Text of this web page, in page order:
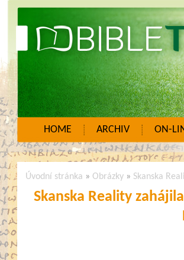
HOME ARCHIV ON-
Úvodní stránka » Obrázky » Skanska
Skanska Reality